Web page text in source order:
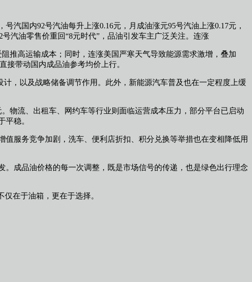
号汽国内92号汽油每升上涨0.16元，月成油涨元95号汽油上涨0.17元，
号汽油零售价重回“8元时代”，品油引发车主广泛关注。连涨
推高运输成本；同时，连涨美国严寒天气导致能源需求激增，叠加
接带动国内成品油参考均价上行。
，以及战略储备调节作用。此外，新能源汽车普及也在一定程度上缓
物流、出租车、网约车等行业则面临运营成本压力，部分平台已启动
平稳。
服务竞争加剧，洗车、便利店折扣、积分兑换等举措也在变相降低用
成品油价格的每一次调整，既是市场信号的传递，也是绿色出行理念
在于油箱，更在于选择。